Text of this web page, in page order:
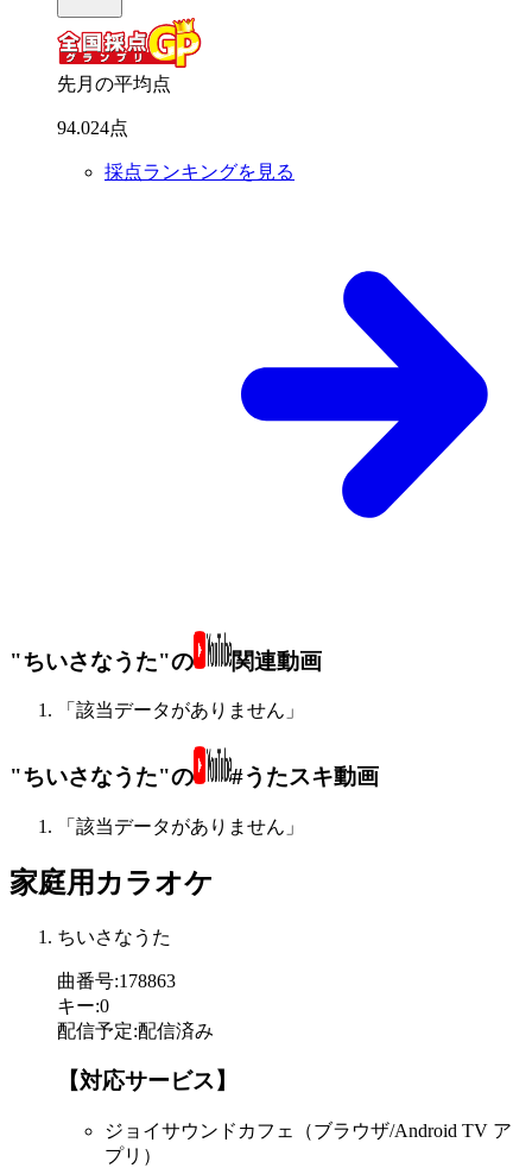
先月の平均点
94.024点
採点ランキングを見る
"ちいさなうた"の 関連動画
「該当データがありません」
"ちいさなうた"の #うたスキ動画
「該当データがありません」
家庭用カラオケ
ちいさなうた
曲番号:178863
キー:0
配信予定:配信済み
【対応サービス】
ジョイサウンドカフェ（ブラウザ/Android TV ア
プリ）